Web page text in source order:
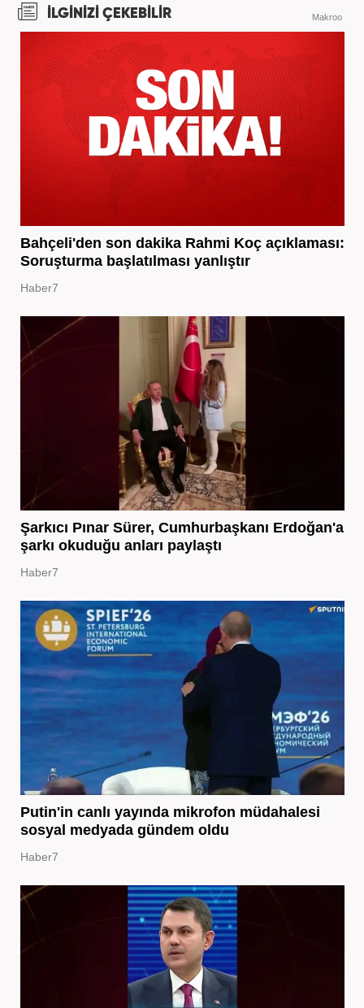
İLGİNİZİ ÇEKEBİLİR Makroo
Bahçeli'den son dakika Rahmi Koç açıklaması:
Soruşturma başlatılması yanlıştır
Haber7
Şarkıcı Pınar Sürer, Cumhurbaşkanı Erdoğan'a
şarkı okuduğu anları paylaştı
Haber7
Putin'in canlı yayında mikrofon müdahalesi
sosyal medyada gündem oldu
Haber7